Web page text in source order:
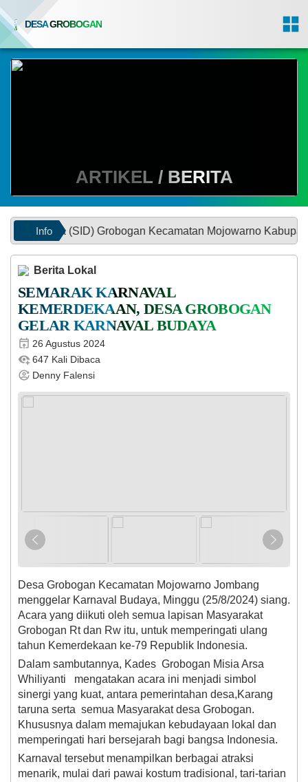
DESA GROBOGAN
ARTIKEL / BERITA
Info
Grobogan Kecamatan Mojowarno Kabupaten
Berita Lokal
SEMARAK KARNAVAL
KEMERDEKAAN, DESA GROBOGAN
GELAR KARNAVAL BUDAYA
26 Agustus 2024
647 Kali Dibaca
Denny Falensi
Desa Grobogan Kecamatan Mojowarno Jombang
menggelar Karnaval Budaya, Minggu (25/8/2024) siang.
Acara yang diikuti oleh semua lapisan Masyarakat
Grobogan Rt dan Rw itu, untuk memperingati ulang
tahun Kemerdekaan ke-79 Republik Indonesia.
Dalam sambutannya, Kades Grobogan Misia Arsa
Whiliyanti mengatakan acara ini menjadi simbol
sinergi yang kuat, antara pemerintahan desa,Karang
taruna serta semua Masyarakat desa Grobogan.
Khususnya dalam memajukan kebudayaan lokal dan
memperingati hari bersejarah bagi bangsa Indonesia.
Karnaval tersebut menampilkan berbagai atraksi
menarik, mulai dari pawai kostum tradisional, tari-tarian